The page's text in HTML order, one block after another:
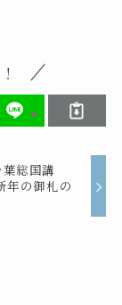
総国講
年の御札の